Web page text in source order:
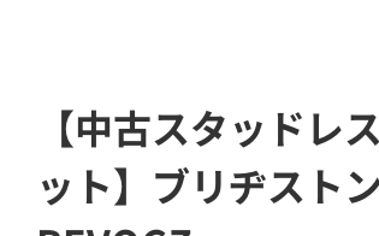
【中古スタッドレ
ット】ブリヂストン